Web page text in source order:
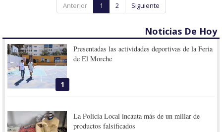
Anterior 1 2 Siguiente
Noticias De Hoy
1
Presentadas las actividades deportivas de la Feria
de El Morche
La Policía Local incauta más de un millar de
productos falsificados